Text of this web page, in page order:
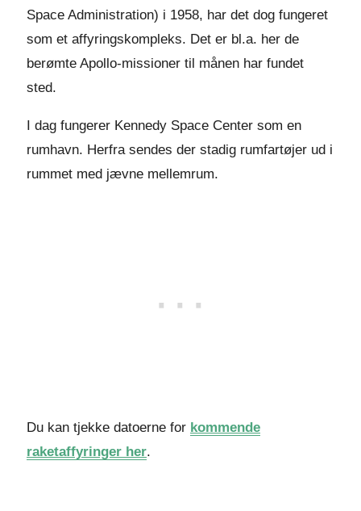
Space Administration) i 1958, har det dog fungeret
som et affyringskompleks. Det er bl.a. her de
berømte Apollo-missioner til månen har fundet
sted.
I dag fungerer Kennedy Space Center som en
rumhavn. Herfra sendes der stadig rumfartøjer ud i
rummet med jævne mellemrum.
Du kan tjekke datoerne for kommende
raketaffyringer her.